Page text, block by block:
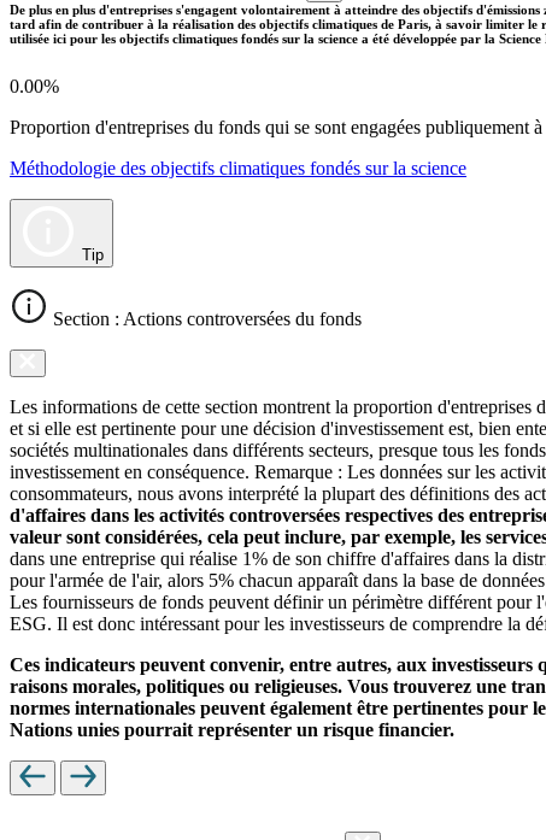
De plus en plus d'entreprises s'engagent volontairement à atteindre des objectifs
tard afin de contribuer à la réalisation des objectifs climatiques de Paris, à savoir limiter le
utilisée ici pour les objectifs climatiques fondés sur la science a été développée par la
0.00%
Proportion d'entreprises du fonds qui se sont engagées publiquement
Méthodologie des objectifs climatiques fondés sur la science
Tip
Section : Actions controversées du fonds
Les informations de cette section montrent la proportion
et si elle est pertinente pour une décision d'investissement est, bien
sociétés multinationales dans différents secteurs, presque tous les
investissement en conséquence. Remarque : Les données sur les
consommateurs, nous avons interprété la plupart des définitions des
d'affaires dans les activités controversées respectives des
valeur sont considérées, cela peut inclure, par exemple, les
dans une entreprise qui réalise 1% de son chiffre d'affaires dans la
pour l'armée de l'air, alors 5% chacun apparaît dans la base de
Les fournisseurs de fonds peuvent définir un périmètre différent pour
ESG. Il est donc intéressant pour les investisseurs de comprendre la
Ces indicateurs peuvent convenir, entre autres, aux
raisons morales, politiques ou religieuses. Vous trouverez une
normes internationales peuvent également être pertinentes pour
Nations unies pourrait représenter un risque financier.